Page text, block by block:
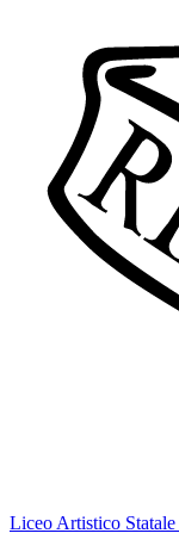
Liceo Artistico Statale